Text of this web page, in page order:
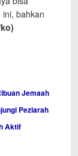
bahkan
Jemaah
Peziarah
Aktif